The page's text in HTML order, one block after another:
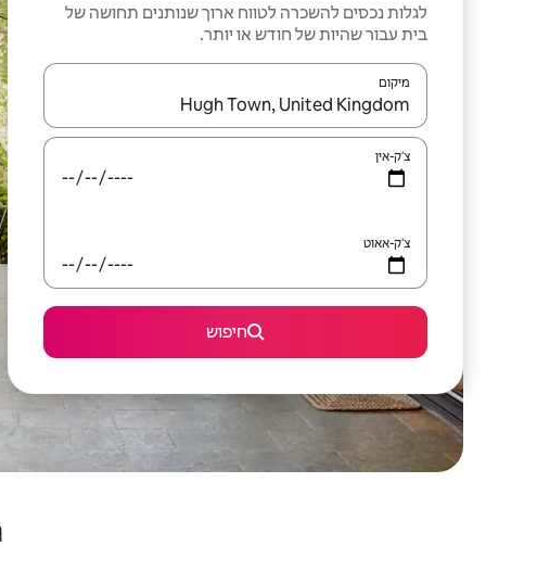
לגלות נכסים להשכרה לטווח ארוך שנותנים תחושה של
בית עבור שהיות של חודש או יותר.
מיקום
כאשר התוצאות יהיו זמינות, יש לנווט עם מקשי החיצים למעלה
צ'ק-אין
צ'ק-אאוט
חיפוש